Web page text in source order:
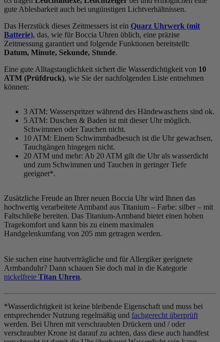
gute Ablesbarkeit auch bei ungünstigen Lichtverhältnissen.
Das Herzstück dieses Zeitmessers ist ein Quarz Uhrwerk (mit
Batterie), das, wie für Boccia Uhren üblich, eine präzise
Zeitmessung garantiert und folgende Funktionen bereitstellt:
Datum, Minute, Sekunde, Stunde.
Eine gute Alltagstauglichkeit sichert die Wasserdichtigkeit von 10
ATM (Prüfdruck), wie Sie der nachfolgenden Liste entnehmen
können:
3 ATM: Wasserspritzer während des Händewaschens sind ok.
5 ATM: Duschen & Baden ist mit dieser Uhr möglich.
Schwimmen oder Tauchen nicht.
10 ATM: Einem Schwimmbadbesuch ist die Uhr gewachsen,
Tauchgängen hingegen nicht.
20 ATM und mehr: Ab 20 ATM gilt die Uhr als wasserdicht
und zum Schwimmen und Tauchen in geringer Tiefe
geeignet*.
Zusätzliche Freude an Ihrer neuen Boccia Uhr wird Ihnen das
hochwertig verarbeitete Armband aus Titanium – Farbe: silber – mit
Faltschließe bereiten. Das Titanium-Armband bietet einen hohen
Tragekomfort und kann bis zu einem maximalen
Handgelenkumfang von 205 mm getragen werden.
Sie suchen eine hautverträgliche und für Allergiker geeignete
Armbanduhr? Dann schauen Sie doch mal in die Kategorie
nickelfreie Titan Uhren.
*Wasserdichtigkeit ist keine bleibende Eigenschaft und muss bei
entsprechender Nutzung regelmäßig und fachgerecht überprüft
werden. Bei Uhren mit verschraubten Drückern und / oder
verschraubter Krone ist darauf zu achten, dass diese auch handfest